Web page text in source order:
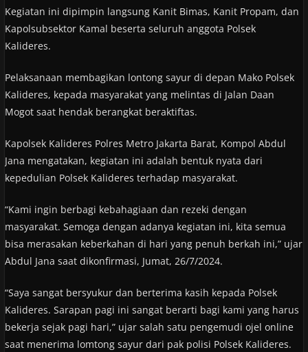
Kegiatan ini dipimpin langsung Kanit Bimas, Kanit Propam, dan
Kapolsubsektor Kamal beserta seluruh anggota Polsek
Kalideres.
Pelaksanaan membagikan lontong sayur di depan Mako Polsek
Kalideres, kepada masyarakat yang melintas di Jalan Daan
Mogot saat hendak berangkat beraktiftas.
Kapolsek Kalideres Polres Metro Jakarta Barat, Kompol Abdul
Jana mengatakan, kegiatan ini adalah bentuk nyata dari
kepedulian Polsek Kalideres terhadap masyarakat.
“Kami ingin berbagi kebahagiaan dan rezeki dengan
masyarakat. Semoga dengan adanya kegiatan ini, kita semua
bisa merasakan keberkahan di hari yang penuh berkah ini,” ujar
Abdul Jana saat dikonfirmasi, Jumat, 26/7/2024.
“Saya sangat bersyukur dan berterima kasih kepada Polsek
Kalideres. Sarapan pagi ini sangat berarti bagi kami yang harus
bekerja sejak pagi hari,” ujar salah satu pengemudi ojel online
saat menerima lomtong sayur dari pak polisi Polsek Kalideres.